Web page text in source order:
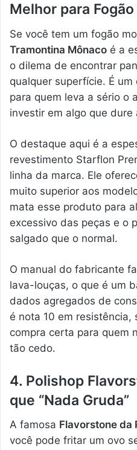
Melhor para
Se você tem um fogão
Tramontina Mônaco é a
o dilema de encontrar
qualquer superfície. É
para quem leva a sério o
investir em algo que dure
O destaque aqui é a
revestimento Starflon
linha da marca. Ele
muito superior aos
mata esse produto para
excessivo das peças e o
salgado que o normal.
O manual do fabricante
lava-louças, o que é um
dados agregados de
é nota 10 em resistência,
compra certa para quem
tão cedo.
4. Polishop
que “Nada Gruda”
A famosa Flavorstone da
você pode fritar um ovo